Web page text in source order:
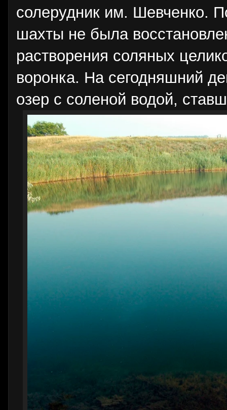
солерудник им. Шевченко.
шахты не была
растворения соляных
воронка. На сегодняшний
озер с соленой водой,